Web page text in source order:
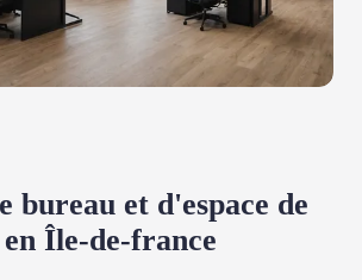
bureau et d'espace de
Île-de-france